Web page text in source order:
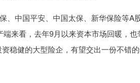
中国平安、中国太保、新华保险等A
来看，去年9月以来资本市场回暖，
稳健的大型险企，有望交出一份不错的